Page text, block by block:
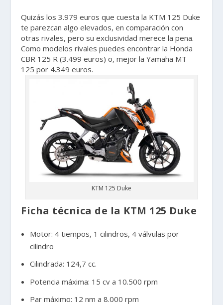
Quizás los 3.979 euros que cuesta la KTM 125 Duke
te parezcan algo elevados, en comparación con
otras rivales, pero su exclusividad merece la pena.
Como modelos rivales puedes encontrar la Honda
CBR 125 R (3.499 euros) o, mejor la Yamaha MT
125 por 4.349 euros.
KTM 125 Duke
Ficha técnica de la KTM 125 Duke
Motor: 4 tiempos, 1 cilindros, 4 válvulas por
cilindro
Cilindrada: 124,7 cc.
Potencia máxima: 15 cv a 10.500 rpm
Par máximo: 12 nm a 8.000 rpm